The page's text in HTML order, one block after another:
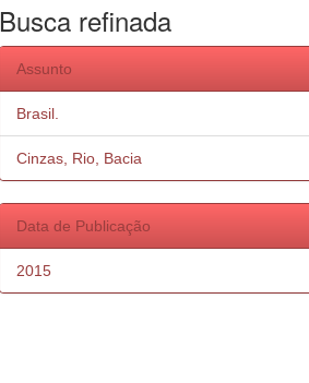
Busca refinada
Assunto
Brasil.
Cinzas, Rio, Bacia
Data de Publicação
2015